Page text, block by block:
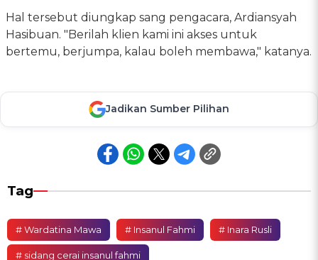
Hal tersebut diungkap sang pengacara, Ardiansyah
Hasibuan. "Berilah klien kami ini akses untuk
bertemu, berjumpa, kalau boleh membawa," katanya.
Jadikan Sumber Pilihan
Tag
# Wardatina Mawa # Insanul Fahmi # Inara Rusli
# sidang cerai insanul fahmi